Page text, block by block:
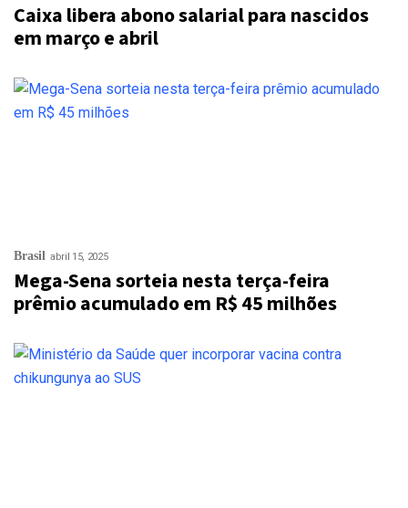
Caixa libera abono salarial para nascidos
em março e abril
Brasil abril 15, 2025
Mega-Sena sorteia nesta terça-feira
prêmio acumulado em R$ 45 milhões